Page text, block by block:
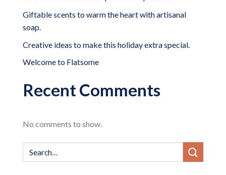
Giftable scents to warm the heart with artisanal
soap.
Creative ideas to make this holiday extra special.
Welcome to Flatsome
Recent Comments
No comments to show.